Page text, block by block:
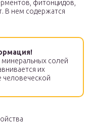
фитонцидов,
В нем содержатся
солей
их
человеческой